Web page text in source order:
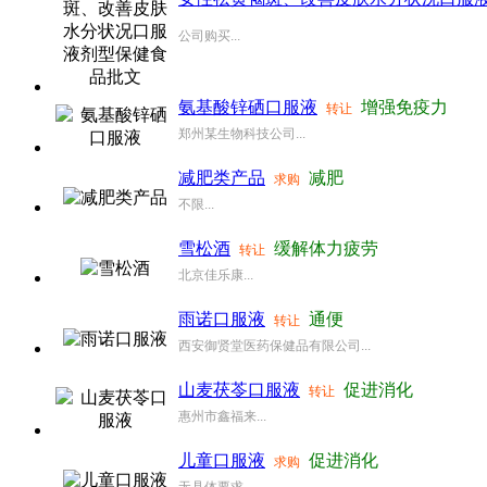
公司购买...
氨基酸锌硒口服液 转让 增强免疫力
郑州某生物科技公司...
减肥类产品 求购 减肥
不限...
雪松酒 转让 缓解体力疲劳
北京佳乐康...
雨诺口服液 转让 通便
西安御贤堂医药保健品有限公司...
山麦茯苓口服液 转让 促进消化
惠州市鑫福来...
儿童口服液 求购 促进消化